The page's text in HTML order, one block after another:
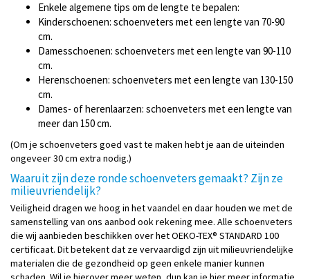
Enkele algemene tips om de lengte te bepalen:
Kinderschoenen: schoenveters met een lengte van 70-90
cm.
Damesschoenen: schoenveters met een lengte van 90-110
cm.
Herenschoenen: schoenveters met een lengte van 130-150
cm.
Dames- of herenlaarzen: schoenveters met een lengte van
meer dan 150 cm.
(Om je schoenveters goed vast te maken hebt je aan de uiteinden
ongeveer 30 cm extra nodig.)
Waaruit zijn deze ronde schoenveters gemaakt? Zijn ze
milieuvriendelijk?
Veiligheid dragen we hoog in het vaandel en daar houden we met de
samenstelling van ons aanbod ook rekening mee. Alle schoenveters
die wij aanbieden beschikken over het OEKO-TEX® STANDARD 100
certificaat. Dit betekent dat ze vervaardigd zijn uit milieuvriendelijke
materialen die de gezondheid op geen enkele manier kunnen